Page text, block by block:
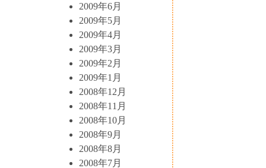
2009年6月
2009年5月
2009年4月
2009年3月
2009年2月
2009年1月
2008年12月
2008年11月
2008年10月
2008年9月
2008年8月
2008年7月